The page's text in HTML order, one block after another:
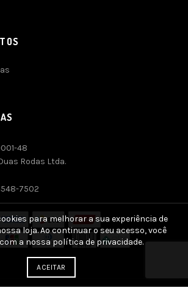
48
Rodas Ltda.
7502
para melhorar a sua experiência de
loja. Ao continuar o seu acesso, você
a nossa política de privacidade.
ACEITAR